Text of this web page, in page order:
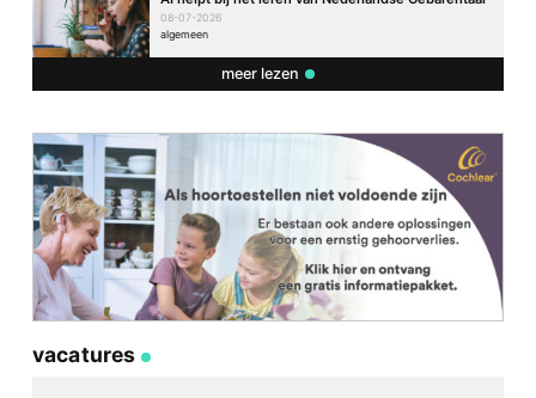
08-07-2026
algemeen
meer lezen
vacatures